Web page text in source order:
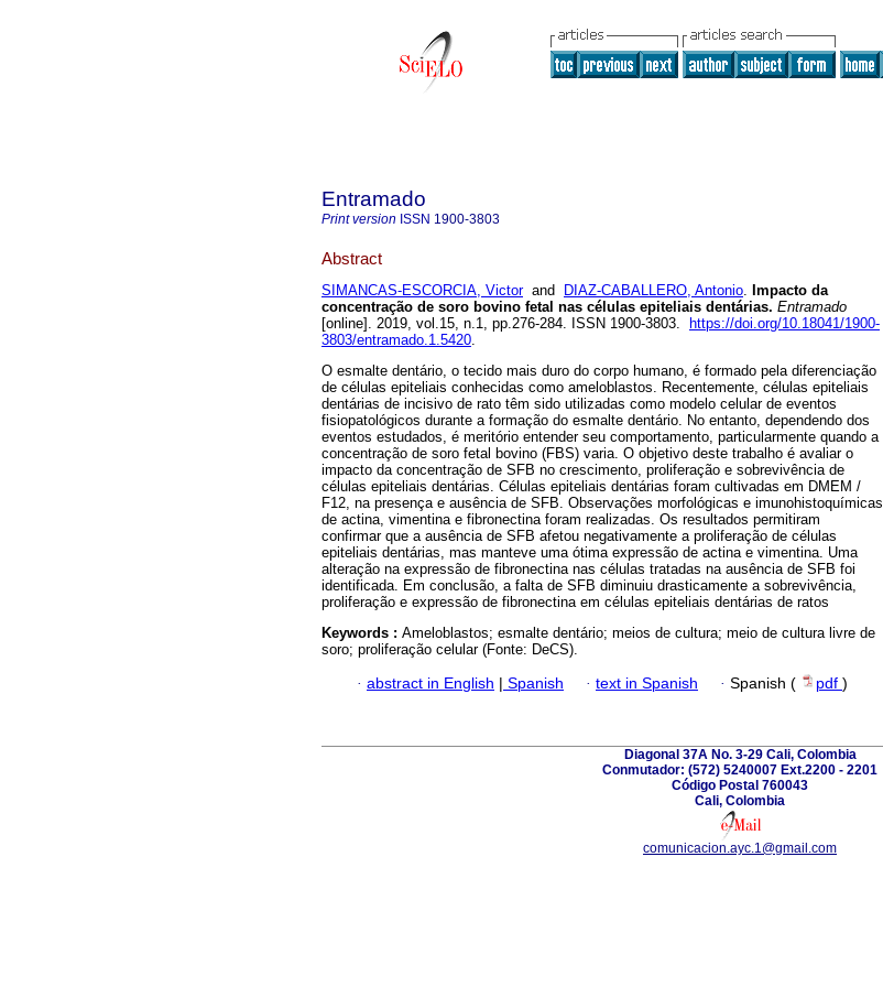
Entramado
Print version ISSN 1900-3803
Abstract
SIMANCAS-ESCORCIA, Victorand DIAZ-CABALLERO, Antonio. Impacto da
concentração de soro bovino fetal nas células epiteliais dentárias. Entramado
[online]. 2019, vol.15, n.1, pp.276-284. ISSN 1900-3803.
https://doi.org/10.18041/1900-
3803/entramado.1.5420.
O esmalte dentário, o tecido mais duro do corpo humano, é formado pela diferenciação
de células epiteliais conhecidas como ameloblastos. Recentemente, células epiteliais
dentárias de incisivo de rato têm sido utilizadas como modelo celular de eventos
fisiopatológicos durante a formação do esmalte dentário. No entanto, dependendo dos
eventos estudados, é meritório entender seu comportamento, particularmente quando a
concentração de soro fetal bovino (FBS) varia. O objetivo deste trabalho é avaliar o
impacto da concentração de SFB no crescimento, proliferação e sobrevivência de
células epiteliais dentárias. Células epiteliais dentárias foram cultivadas em DMEM /
F12, na presença e ausência de SFB. Observações morfológicas e imunohistoquímicas
de actina, vimentina e fibronectina foram realizadas. Os resultados permitiram
confirmar que a ausência de SFB afetou negativamente a proliferação de células
epiteliais dentárias, mas manteve uma ótima expressão de actina e vimentina. Uma
alteração na expressão de fibronectina nas células tratadas na ausência de SFB foi
identificada. Em conclusão, a falta de SFB diminuiu drasticamente a sobrevivência,
proliferação e expressão de fibronectina em células epiteliais dentárias de ratos
Keywords : Ameloblastos; esmalte dentário; meios de cultura; meio de cultura livre de
soro; proliferação celular (Fonte: DeCS).
· abstract in English | Spanish · text in Spanish · Spanish ( pdf )
Diagonal 37A No. 3-29 Cali, Colombia
Conmutador: (572) 5240007 Ext.2200 - 2201
Código Postal 760043
Cali, Colombia
comunicacion.ayc.1@gmail.com